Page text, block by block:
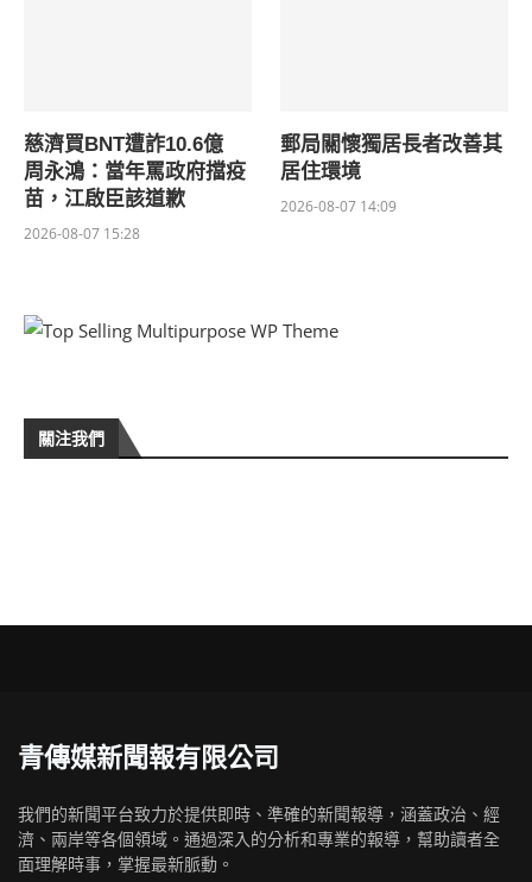
慈濟買BNT遭詐10.6億
周永鴻：當年罵政府擋疫
苗，江啟臣該道歉
2026-08-07 15:28
郵局關懷獨居長者改善其
居住環境
2026-08-07 14:09
關注我們
青傳媒新聞報有限公司
我們的新聞平台致力於提供即時、準確的新聞報導，涵蓋政治、經
濟、兩岸等各個領域。通過深入的分析和專業的報導，幫助讀者全
面理解時事，掌握最新脈動。